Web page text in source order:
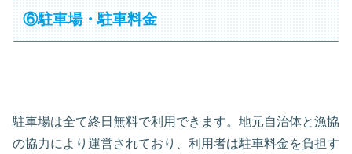
⑥駐車場・駐車料金
駐車場は全て終日無料で利用できます。地元自治体と漁協
の協力により運営されており、利用者は駐車料金を負担す